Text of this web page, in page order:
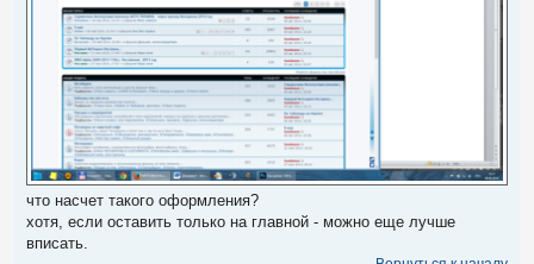
что насчет такого оформления?
хотя, если оставить только на главной - можно еще лучше
вписать.